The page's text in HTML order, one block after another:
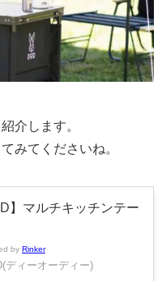
介します。
みてくださいね。
】マルチキッチンテー
by Rinker
ディーオーディー)